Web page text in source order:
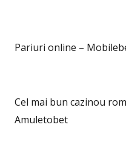
Pariuri online –
Cel mai bun cazinou
Amuletobet